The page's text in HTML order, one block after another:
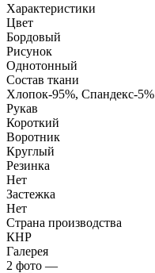
Характеристики
Цвет
Бордовый
Рисунок
Однотонный
Состав ткани
Хлопок-95%, Спандекс-5%
Рукав
Короткий
Воротник
Круглый
Резинка
Нет
Застежка
Нет
Страна производства
КНР
Галерея
2 фото —